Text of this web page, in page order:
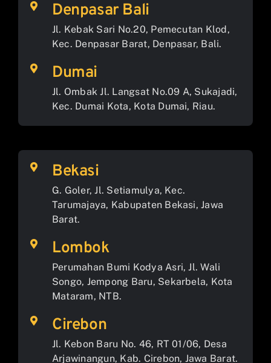
Denpasar Bali
Jl. Kebak Sari No.20, Pemecutan Klod,
Kec. Denpasar Barat, Denpasar, Bali.
Dumai
Jl. Ombak Jl. Langsat No.09 A, Sukajadi,
Kec. Dumai Kota, Kota Dumai, Riau.
Bekasi
G. Goler, Jl. Setiamulya, Kec.
Tarumajaya, Kabupaten Bekasi, Jawa
Barat.
Lombok
Perumahan Bumi Kodya Asri, Jl. Wali
Songo, Jempong Baru, Sekarbela, Kota
Mataram, NTB.
Cirebon
Jl. Kebon Baru No. 46, RT 01/06, Desa
Arjawinangun, Kab. Cirebon, Jawa Barat.